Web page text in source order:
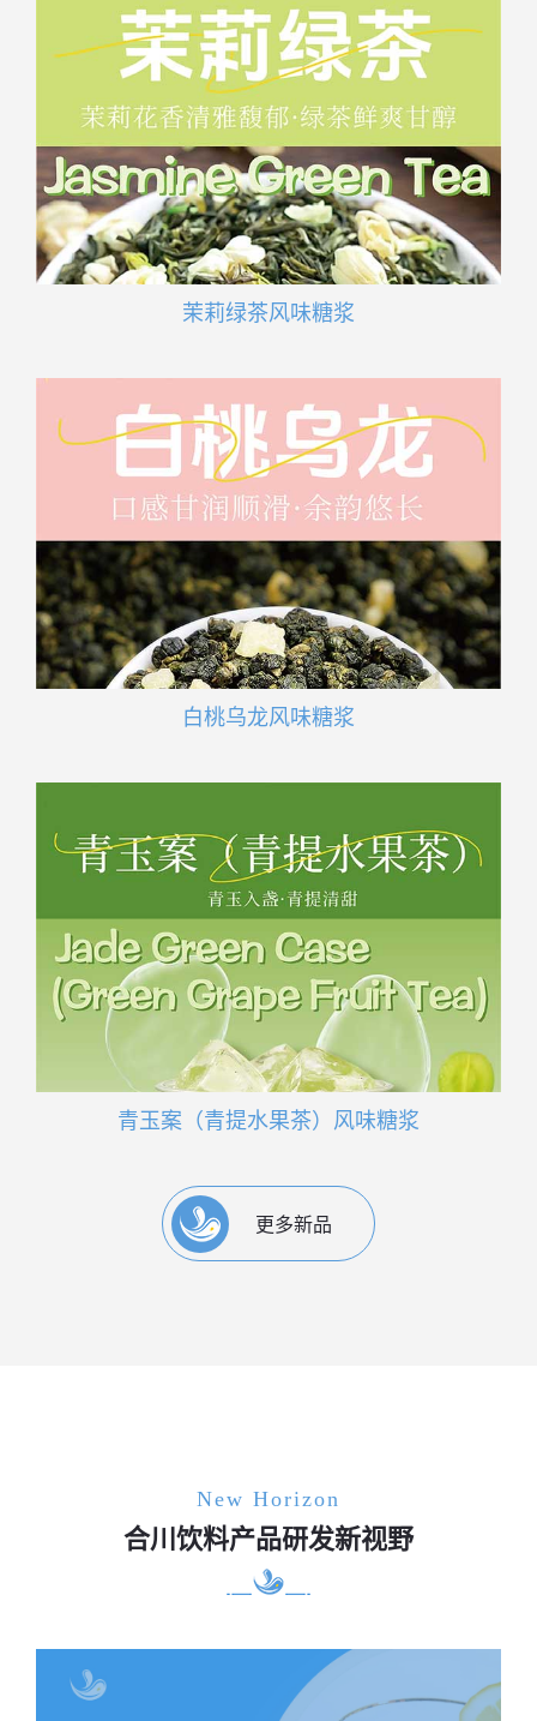
茉莉绿茶风味糖浆
白桃乌龙风味糖浆
青玉案（青提水果茶）风味糖浆
更多新品
New Horizon
合川饮料产品研发新视野